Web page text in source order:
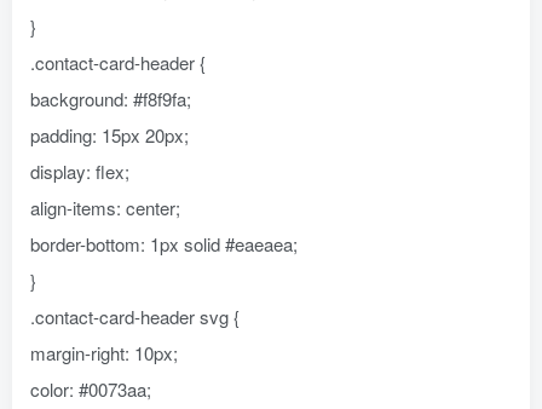
}
.contact-card-header {
background: #f8f9fa;
padding: 15px 20px;
display: flex;
align-items: center;
border-bottom: 1px solid #eaeaea;
}
.contact-card-header svg {
margin-right: 10px;
color: #0073aa;